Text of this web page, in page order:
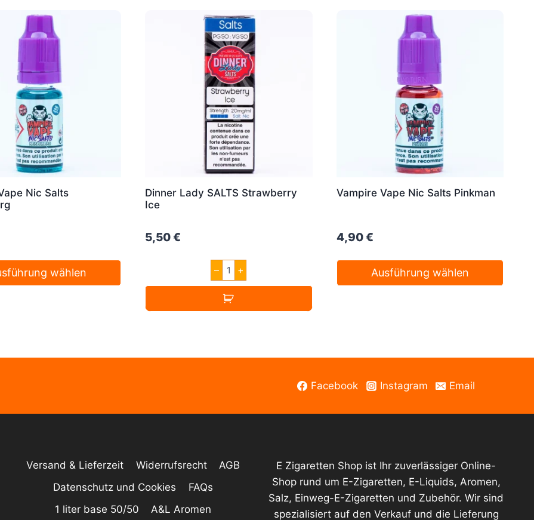
Nic Salts
wählen
Varianten
Produktseite
gewählt
werden
Dinner Lady SALTS Strawberry
Ice
5,50€
–
Dinner
Lady
SALTS
Strawberry
Ice
Menge
+
Vampire Vape Nic Salts Pinkman
4,90€
Ausführung wählen
Varianten
Die
Produktseite
gewählt
werden
Facebook Instagram Email
Versand & Lieferzeit Widerrufsrecht
AGB
Datenschutz und Cookies
FAQs
1 liter base 50/50
A&L Aromen
E Zigaretten Shop ist Ihr zuverlässiger Online-
Shop rund um E-Zigaretten, E-Liquids, Aromen,
Salz, Einweg-E-Zigaretten und Zubehör. Wir sind
spezialisiert auf den Verkauf und die Lieferung